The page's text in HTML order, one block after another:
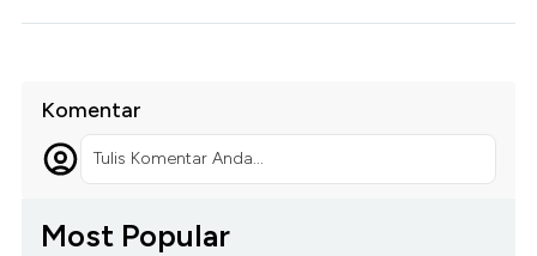
Komentar
Tulis Komentar Anda...
Most Popular